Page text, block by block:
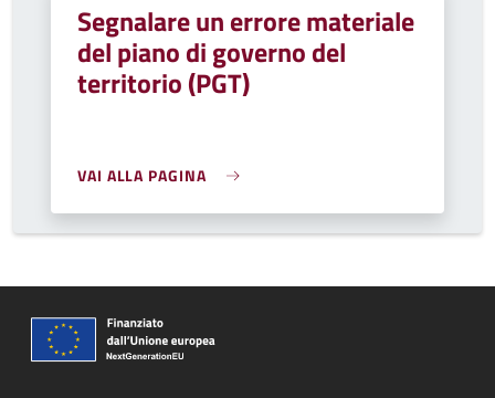
Segnalare un errore materiale
del piano di governo del
territorio (PGT)
VAI ALLA PAGINA